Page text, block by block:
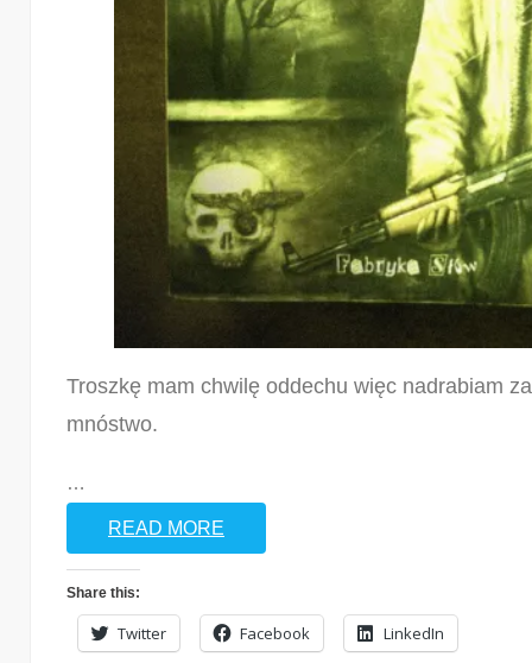
Troszkę mam chwilę oddechu więc nadrabiam
mnóstwo.
…
READ MORE
Share this:
Twitter Facebook LinkedIn